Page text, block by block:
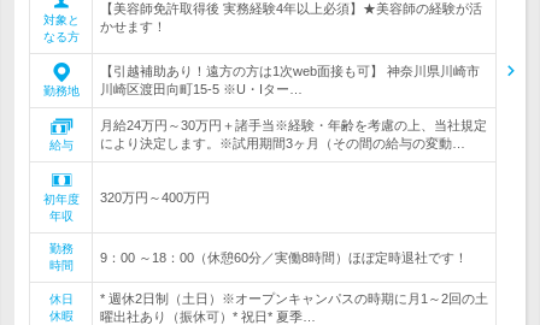
対象と
なる方
【美容師免許取得後 実務経験4年以上必須】★美容師の経験が活
かせます！
勤務地
【引越補助あり！遠方の方は1次web面接も可】 神奈川県川崎市
川崎区渡田向町15-5 ※U・Iター…
給与
月給24万円～30万円＋諸手当※経験・年齢を考慮の上、当社規定
により決定します。※試用期間3ヶ月（その間の給与の変動…
初年度
年収
320万円～400万円
勤務
時間
9：00 ～18：00（休憩60分／実働8時間）ほぼ定時退社です！
休日
休暇
* 週休2日制（土日）※オープンキャンパスの時期に月1～2回の土
曜出社あり（振休可）* 祝日* 夏季…